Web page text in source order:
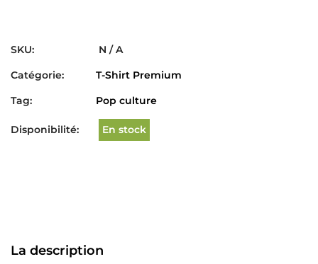
SKU:
N / A
Catégorie:
T-Shirt Premium
Tag:
Pop culture
Disponibilité: En stock
La description